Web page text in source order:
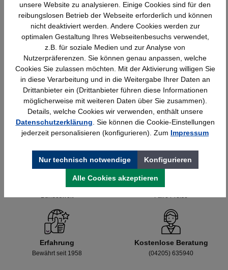
Wandschiene lichtgrau Serie 70-BV
25,23 €* Details
Schnelle Lieferung
Bundesweit
Topmarken
Faire Preise
Erfahrung
Bewährt seit 1958
Kostenlose Beratung
(04205) 635940
unsere Website zu analysieren. Einige Cookies sind für den
reibungslosen Betrieb der Webseite erforderlich und können
nicht deaktiviert werden. Andere Cookies werden zur
optimalen Gestaltung Ihres Webseitenbesuchs verwendet,
z.B. für soziale Medien und zur Analyse von
Nutzerpräferenzen. Sie können genau anpassen, welche
Cookies Sie zulassen möchten. Mit der Aktivierung willigen Sie
in diese Verarbeitung und in die Weitergabe Ihrer Daten an
Drittanbieter ein (Drittanbieter führen diese Informationen
möglicherweise mit weiteren Daten über Sie zusammen).
Details, welche Cookies wir verwenden, enthält unsere
Datenschutzerklärung . Sie können die Cookie-Einstellungen
jederzeit personalisieren (konfigurieren). Zum Impressum
Nur technisch notwendige Konfigurieren
Alle Cookies akzeptieren